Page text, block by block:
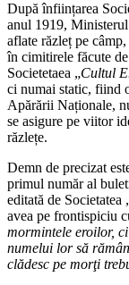
După înființarea
anul 1919,
aflate răzleț pe
în cimitirele făcute
Societetaea „Cultul
ci numai static, fiind
Apărării Naționale,
se asigure pe viitor
răzlețe.
Demn de precizat
primul număr al
editată de Societatea
avea pe frontispiciu
mormintele eroilor,
numelui lor să
clădesc pe morţi